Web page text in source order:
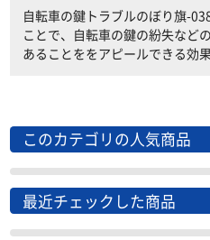
自転車の鍵トラブルのぼり旗-
ことで、自転車の鍵の紛失など
あることををアピールできる効
このカテゴリの人気商品
最近チェックした商品